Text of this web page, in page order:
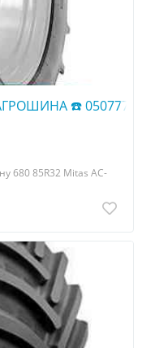
☎️
680 85R32 Mitas AC-